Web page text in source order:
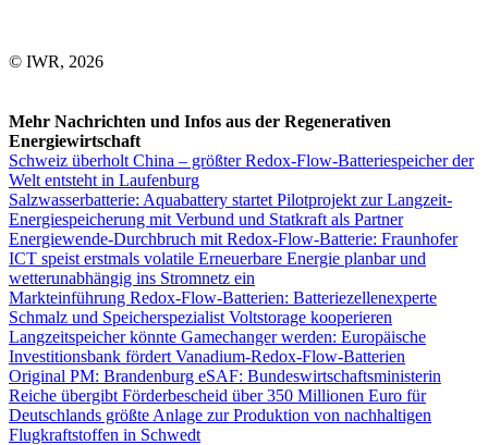
© IWR, 2026
Mehr Nachrichten und Infos aus der Regenerativen
Energiewirtschaft
Schweiz überholt China – größter Redox-Flow-Batteriespeicher der
Welt entsteht in Laufenburg
Salzwasserbatterie: Aquabattery startet Pilotprojekt zur Langzeit-
Energiespeicherung mit Verbund und Statkraft als Partner
Energiewende-Durchbruch mit Redox-Flow-Batterie: Fraunhofer
ICT speist erstmals volatile Erneuerbare Energie planbar und
wetterunabhängig ins Stromnetz ein
Markteinführung Redox-Flow-Batterien: Batteriezellenexperte
Schmalz und Speicherspezialist Voltstorage kooperieren
Langzeitspeicher könnte Gamechanger werden: Europäische
Investitionsbank fördert Vanadium-Redox-Flow-Batterien
Original PM: Brandenburg eSAF: Bundeswirtschaftsministerin
Reiche übergibt Förderbescheid über 350 Millionen Euro für
Deutschlands größte Anlage zur Produktion von nachhaltigen
Flugkraftstoffen in Schwedt